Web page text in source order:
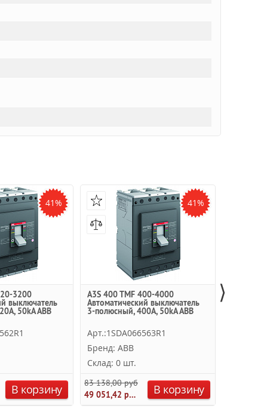
41%
3200
выключатель
50kA ABB
В корзину
41%
A3S 400 TMF 400-4000
Автоматический выключатель
3-полюсный, 400А, 50kA ABB
Арт.:1SDA066563R1
Бренд: ABB
Склад: 0 шт.
83 138,00 руб.
49 051,42 руб.
В корзину
⟩